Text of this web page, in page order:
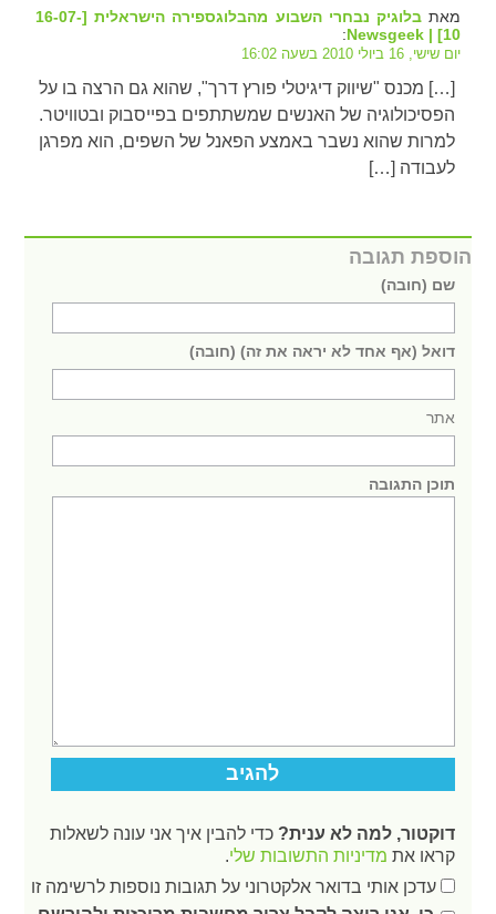
מאת
בלוגיק נבחרי השבוע מהבלוגספירה הישראלית [16-07-
10] | Newsgeek
:
יום שישי, 16 ביולי 2010 בשעה 16:02
[…] מכנס "שיווק דיגיטלי פורץ דרך", שהוא גם הרצה בו על
הפסיכולוגיה של האנשים שמשתתפים בפייסבוק ובטוויטר.
למרות שהוא נשבר באמצע הפאנל של השפים, הוא מפרגן
לעבודה […]
הוספת תגובה
שם (חובה)
דואל (אף אחד לא יראה את זה) (חובה)
אתר
תוכן התגובה
דוקטור, למה לא ענית? כדי להבין איך אני עונה לשאלות
קראו את מדיניות התשובות שלי.
עדכן אותי בדואר אלקטרוני על תגובות נוספות לרשימה זו